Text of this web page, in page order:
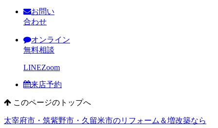
お問い
合わせ
オンライン
無料相談
LINEZoom
来店予約
このページのトップへ
太宰府市・筑紫野市・久留米市のリフォーム＆増改築なら